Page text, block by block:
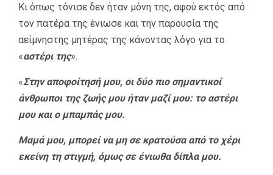
Κι όπως τόνισε δεν ήταν μόνη της, αφού εκτός από
τον πατέρα της ένιωσε και την παρουσία της
αείμνηστης μητέρας της κάνοντας λόγο για το
«αστέρι της».
«Στην αποφοίτησή μου, οι δύο πιο σημαντικοί
άνθρωποι της ζωής μου ήταν μαζί μου: το αστέρι
μου και ο μπαμπάς μου.
Μαμά μου, μπορεί να μη σε κρατούσα από το χέρι
εκείνη τη στιγμή, όμως σε ένιωθα δίπλα μου.